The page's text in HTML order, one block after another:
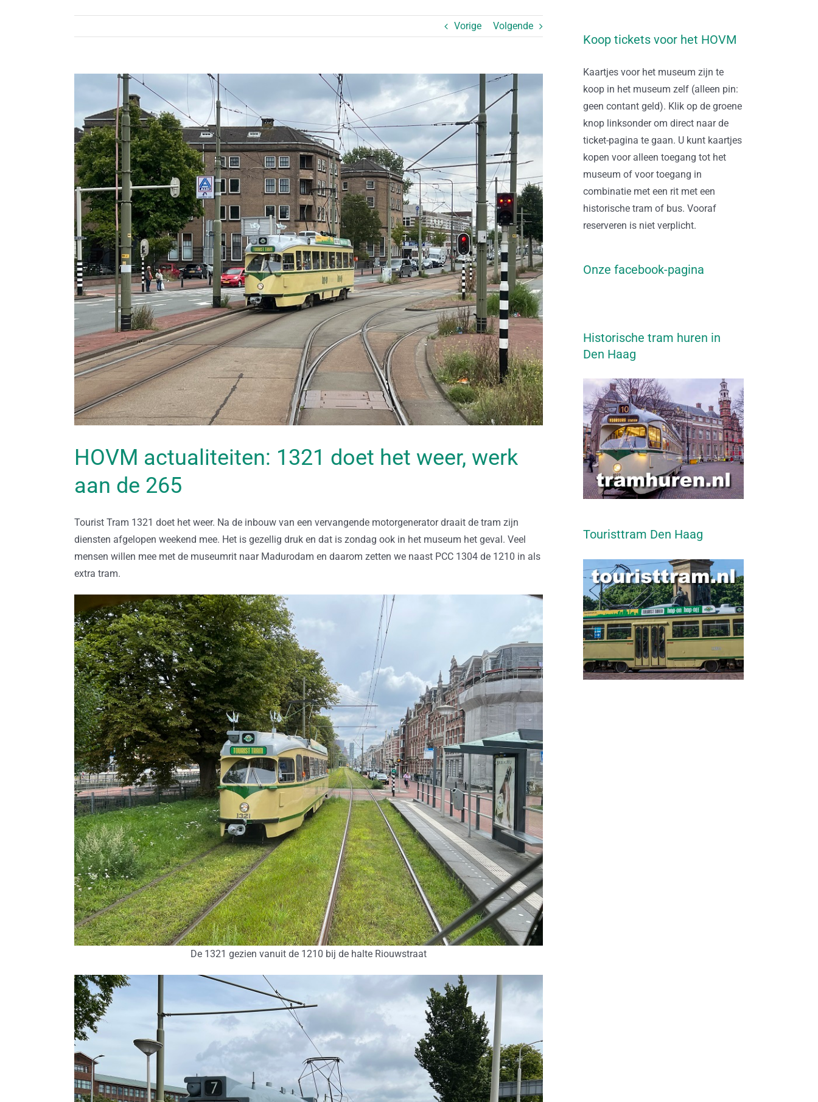
Vorige Volgende
afbeelding
HOVM actualiteiten: 1321 doet het weer, werk
aan de 265
Tourist Tram 1321 doet het weer. Na de inbouw van een vervangende motorgenerator draait de tram zijn
diensten afgelopen weekend mee. Het is gezellig druk en dat is zondag ook in het museum het geval. Veel
mensen willen mee met de museumrit naar Madurodam en daarom zetten we naast PCC 1304 de 1210 in als
extra tram.
De 1321 gezien vanuit de 1210 bij de halte Riouwstraat
Koop tickets voor het HOVM
Kaartjes voor het museum zijn te
koop in het museum zelf (alleen pin:
geen contant geld). Klik op de groene
knop linksonder om direct naar de
ticket-pagina te gaan. U kunt kaartjes
kopen voor alleen toegang tot het
museum of voor toegang in
combinatie met een rit met een
historische tram of bus. Vooraf
reserveren is niet verplicht.
Onze facebook-pagina
Historische tram huren in
Den Haag
Touristtram Den Haag